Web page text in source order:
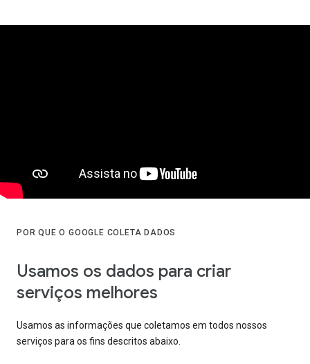
POR QUE O GOOGLE COLETA DADOS
Usamos os dados para criar
serviços melhores
Usamos as informações que coletamos em todos nossos
serviços para os fins descritos abaixo.